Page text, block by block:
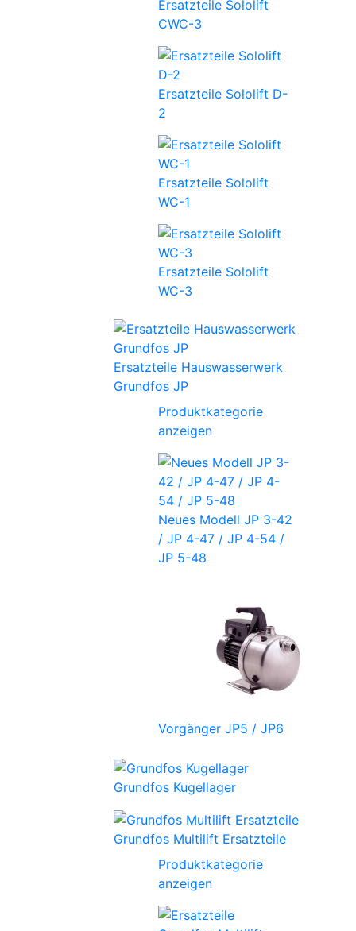
Ersatzteile Sololift
CWC-3
Ersatzteile Sololift D-
2
Ersatzteile Sololift
WC-1
Ersatzteile Sololift
WC-3
Ersatzteile Hauswasserwerk
Grundfos JP
Produktkategorie
anzeigen
Neues Modell JP 3-42
/ JP 4-47 / JP 4-54 /
JP 5-48
Vorgänger JP5 / JP6
Grundfos Kugellager
Grundfos Multilift Ersatzteile
Produktkategorie
anzeigen